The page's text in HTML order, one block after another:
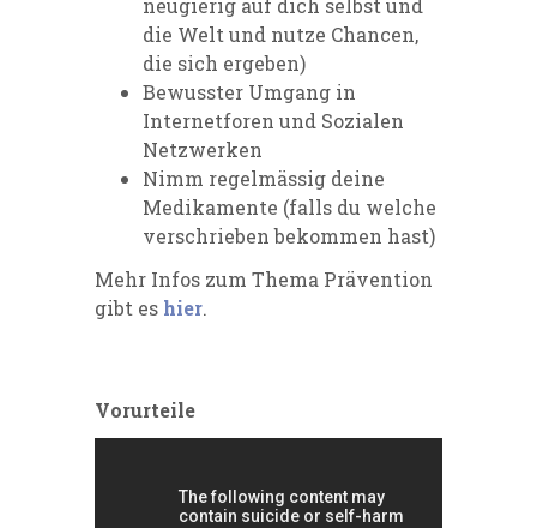
die Welt und nutze Chancen,
die sich ergeben)
Bewusster Umgang in
Internetforen und Sozialen
Netzwerken
Nimm regelmässig deine
Medikamente (falls du welche
verschrieben bekommen hast)
Mehr Infos zum Thema Prävention
gibt es hier.
Vorurteile